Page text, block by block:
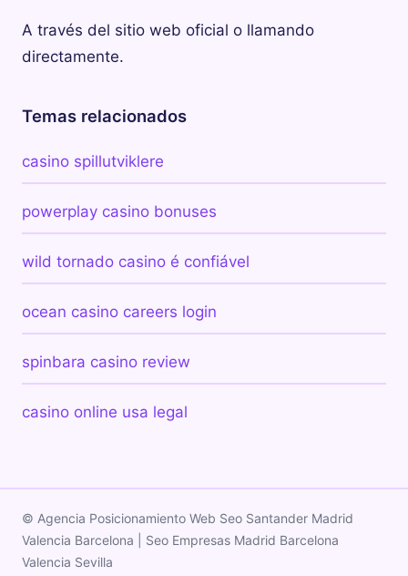
A través del sitio web oficial o llamando
directamente.
Temas relacionados
casino spillutviklere
powerplay casino bonuses
wild tornado casino é confiável
ocean casino careers login
spinbara casino review
casino online usa legal
© Agencia Posicionamiento Web Seo Santander Madrid
Valencia Barcelona | Seo Empresas Madrid Barcelona
Valencia Sevilla